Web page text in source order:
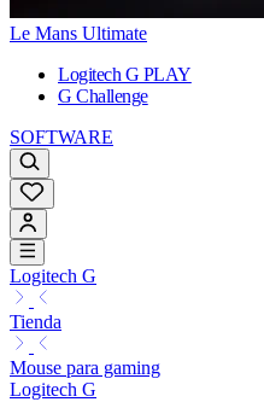
Le Mans Ultimate
Logitech G PLAY
G Challenge
SOFTWARE
Logitech G
Tienda
Mouse para gaming
Logitech G